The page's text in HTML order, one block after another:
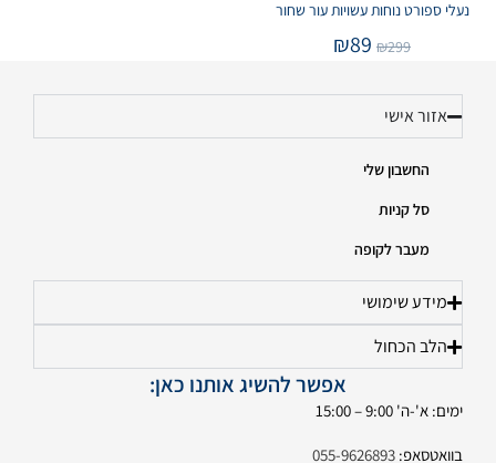
נעלי ספורט נוחות עשויות עור שחור
₪299
₪89
אזור אישי
החשבון שלי
סל קניות
מעבר לקופה
מידע שימושי
הלב הכחול
אפשר להשיג אותנו כאן:
ימים: א'-ה' 9:00 – 15:00
בוואטסאפ: 055-9626893